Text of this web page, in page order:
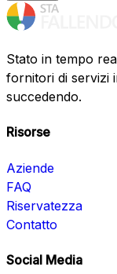
Stato in tempo
fornitori di servizi
succedendo.
Risorse
Aziende
FAQ
Riservatezza
Contatto
Social Media